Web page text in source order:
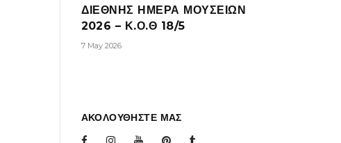
ΔΙΕΘΝΗΣ ΗΜΕΡΑ ΜΟΥΣΕΙΩΝ
2026 – Κ.Ο.Θ 18/5
7 May 2026
ΑΚΟΛΟΥΘΗΣΤΕ ΜΑΣ